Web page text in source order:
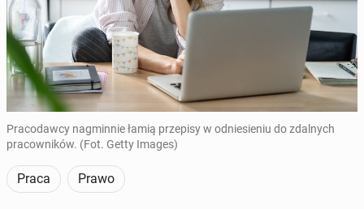
Pracodawcy nagminnie łamią przepisy w odniesieniu do zdalnych
pracowników. (Fot. Getty Images)
Praca Prawo